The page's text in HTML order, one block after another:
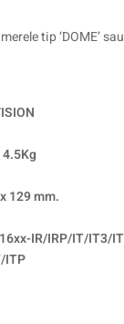
tip ‘DOME’
129 mm.
IR/IRP/IT/IT3/
ITP